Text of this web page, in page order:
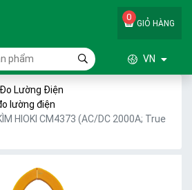
GIỎ HÀNG
0
VN
Lường Điện
lường điện
HIOKI CM4373 (AC/DC 2000A; True